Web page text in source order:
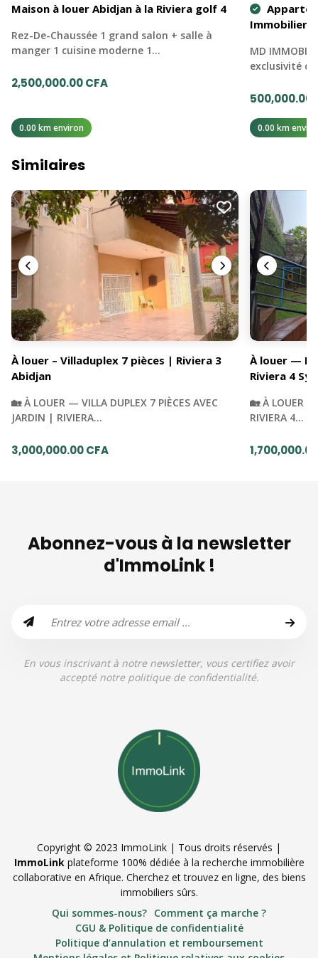
Maison à louer Abidjan à la Riviera golf 4
Rez-De-Chaussée 1 grand salon + salle à
manger 1 cuisine moderne 1…
2,500,000.00 CFA
0.00 km environ
Immobilier
MD
exclusivité
500,000.00
0.00 km
Similaires
À louer – Villaduplex 7 pièces | Riviera 3
Abidjan
🏡 À LOUER — VILLA DUPLEX 7 PIÈCES AVEC
JARDIN | RIVIERA…
3,000,000.00 CFA
À louer —
Riviera 4
🏡 À LOUER —
RIVIERA 4…
Abonnez-vous à la newsletter
d'ImmoLink !
En vous inscrivant à notre newsletter, vous certifiez avoir
accepté notre politique de confidentialité.
Copyright © 2023 ImmoLink | Tous droits réservés |
ImmoLinkplateforme 100% dédiée à la recherche immobilière
collaborative en Afrique. Cherchez et trouvez en ligne, des biens
immobiliers sûrs.
Qui sommes-nous? Comment ça marche ?
CGU & Politique de confidentialité
Politique d’annulation et remboursement